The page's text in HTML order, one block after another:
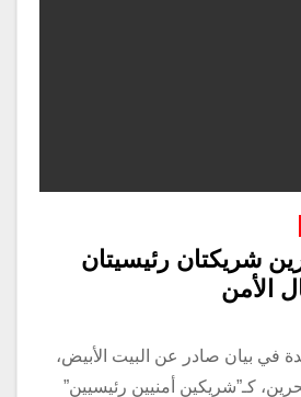
شريكتان رئيسيتان
الأمن
في بيان صادر عن البيت الأبيض،
كـ”شريكين أمنيين رئيسيين”